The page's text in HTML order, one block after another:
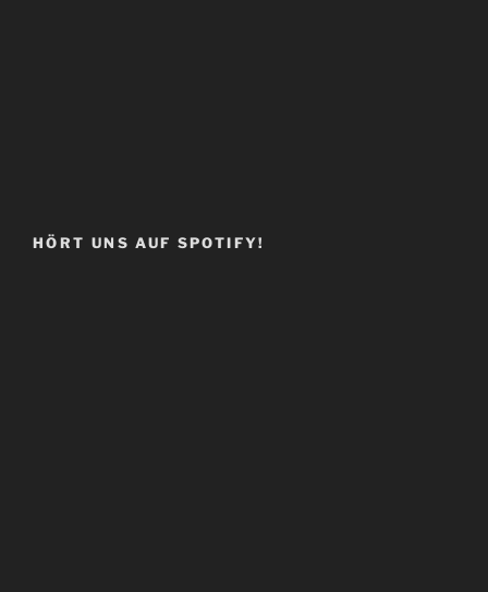
HÖRT UNS AUF SPOTIFY!